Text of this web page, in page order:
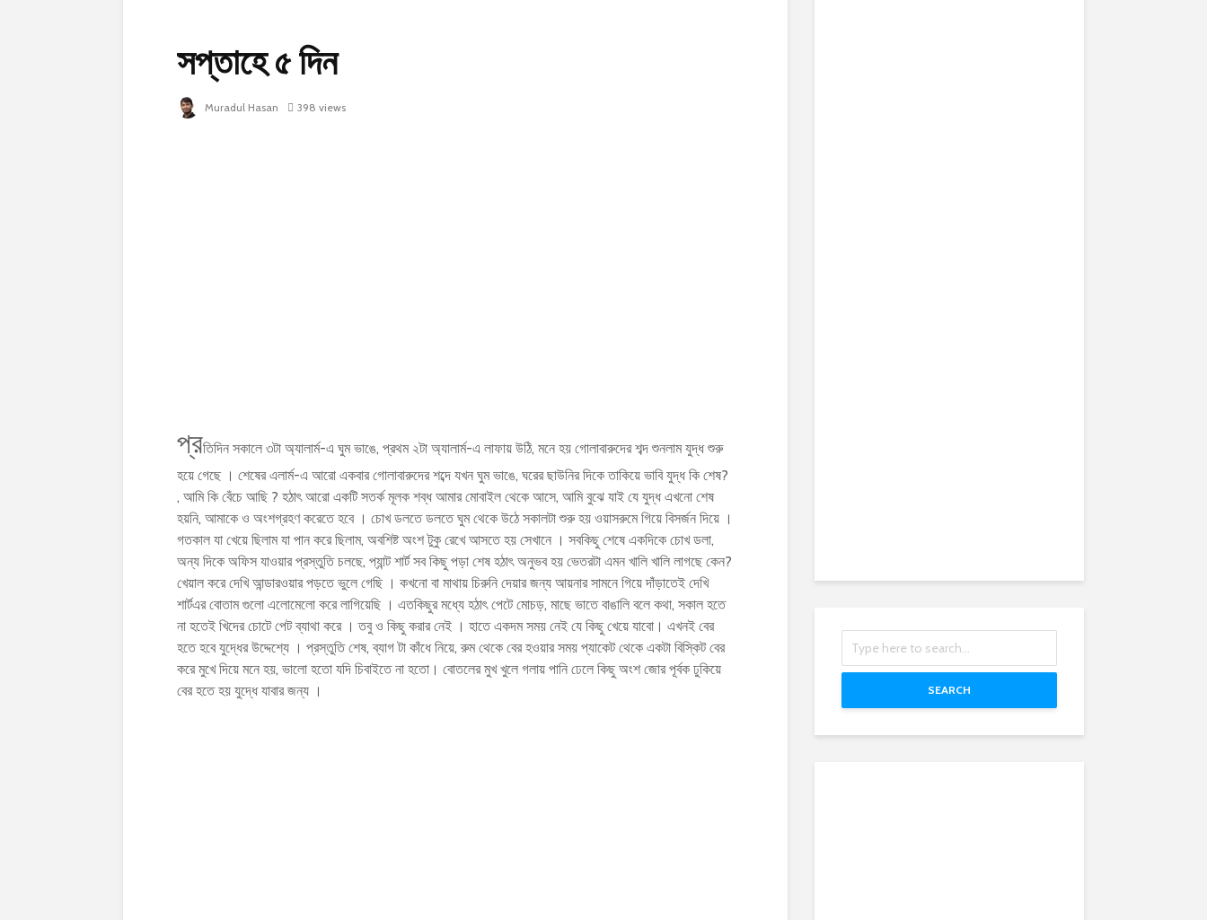
সপ্তাহে ৫ দিন
Muradul Hasan 398 views
প্রতিদিন সকালে ৩টা অ্যালার্ম-এ ঘুম ভাঙে, প্রথম ২টা অ্যালার্ম-এ লাফায় উঠি, মনে হয় গোলাবারুদের শব্দ শুনলাম যুদ্ধ শুরু
হয়ে গেছে । শেষের এলার্ম-এ আরো একবার গোলাবারুদের শব্দে যখন ঘুম ভাঙে, ঘরের ছাউনির দিকে তাকিয়ে ভাবি যুদ্ধ কি শেষ?
, আমি কি বেঁচে আছি ? হঠাৎ আরো একটি সতর্ক মূলক শব্ধ আমার মোবাইল থেকে আসে, আমি বুঝে যাই যে যুদ্ধ এখনো শেষ
হয়নি, আমাকে ও অংশগ্রহণ করেতে হবে । চোখ ডলতে ডলতে ঘুম থেকে উঠে সকালটা শুরু হয় ওয়াসরুমে গিয়ে বিসর্জন দিয়ে ।
গতকাল যা খেয়ে ছিলাম যা পান করে ছিলাম, অবশিষ্ট অংশ টুকু রেখে আসতে হয় সেখানে । সবকিছু শেষে একদিকে চোখ ডলা,
অন্য দিকে অফিস যাওয়ার প্রস্তুতি চলছে, প্যান্ট শার্ট সব কিছু পড়া শেষ হঠাৎ অনুভব হয় ভেতরটা এমন খালি খালি লাগছে কেন?
খেয়াল করে দেখি আন্ডারওয়ার পড়তে ভুলে গেছি । কখনো বা মাথায় চিরুনি দেয়ার জন্য আয়নার সামনে গিয়ে দাঁড়াতেই দেখি
শার্টএর বোতাম গুলো এলোমেলো করে লাগিয়েছি । এতকিছুর মধ্যে হঠাৎ পেটে মোচড়, মাছে ভাতে বাঙালি বলে কথা, সকাল হতে
না হতেই খিদের চোটে পেট ব্যাথা করে । তবু ও কিছু করার নেই । হাতে একদম সময় নেই যে কিছু খেয়ে যাবো। এখনই বের
হতে হবে যুদ্ধের উদ্দেশ্যে । প্রস্তুতি শেষ, ব্যাগ টা কাঁধে নিয়ে, রুম থেকে বের হওয়ার সময় প্যাকেট থেকে একটা বিস্কিট বের
করে মুখে দিয়ে মনে হয়, ভালো হতো যদি চিবাইতে না হতো। বোতলের মুখ খুলে গলায় পানি ঢেলে কিছু অংশ জোর পূর্বক ঢুকিয়ে
বের হতে হয় যুদ্ধে যাবার জন্য ।
SEARCH